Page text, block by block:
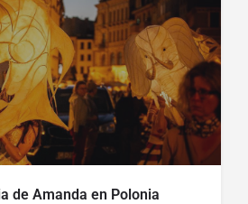
de Amanda en Polonia